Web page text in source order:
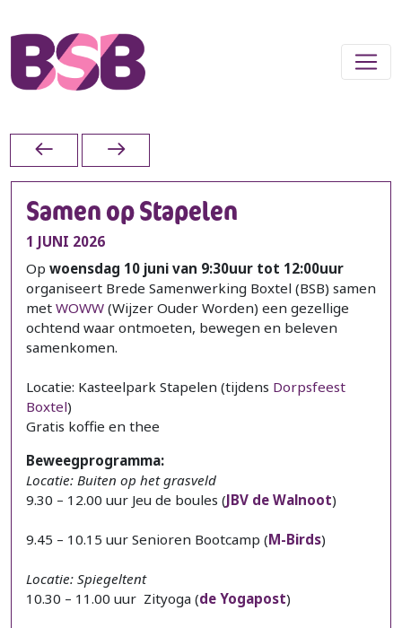
Samen op Stapelen
1 JUNI 2026
Op woensdag 10 juni van 9:30uur tot 12:00uur
organiseert Brede Samenwerking Boxtel (BSB) samen
met WOWW (Wijzer Ouder Worden) een gezellige
ochtend waar ontmoeten, bewegen en beleven
samenkomen.
Locatie: Kasteelpark Stapelen (tijdens Dorpsfeest
Boxtel)
Gratis koffie en thee
Beweegprogramma:
Locatie: Buiten op het grasveld
9.30 – 12.00 uur Jeu de boules (JBV de Walnoot)
9.45 – 10.15 uur Senioren Bootcamp (M-Birds)
Locatie: Spiegeltent
10.30 – 11.00 uur Zityoga (de Yogapost)